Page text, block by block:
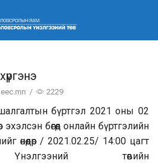
eec.mn / 2229
бүртгэл 2021 оны 02
бөгөөд онлайн бүртгэлийн
өнөөдөр / 2021.02.25/ 14:00 цагт
төвийн